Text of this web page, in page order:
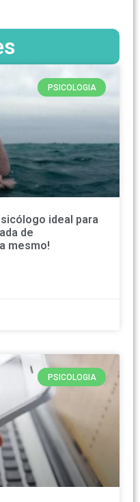
PSICOLOGIA
ideal para
de
mesmo!
PSICOLOGIA